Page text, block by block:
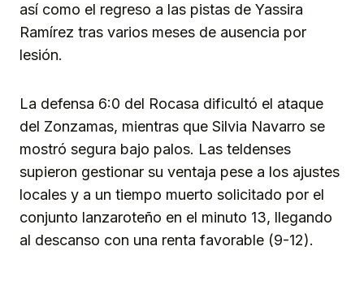
así como el regreso a las pistas de Yassira
Ramírez tras varios meses de ausencia por
lesión.
La defensa 6:0 del Rocasa dificultó el ataque
del Zonzamas, mientras que Silvia Navarro se
mostró segura bajo palos. Las teldenses
supieron gestionar su ventaja pese a los ajustes
locales y a un tiempo muerto solicitado por el
conjunto lanzaroteño en el minuto 13, llegando
al descanso con una renta favorable (9-12).